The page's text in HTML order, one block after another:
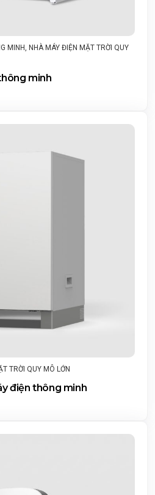
MINH NHÀ MÁY ĐIỆN MẶT TRỜI QUY
minh
TRỜI QUY MÔ LỚN
điện thông minh